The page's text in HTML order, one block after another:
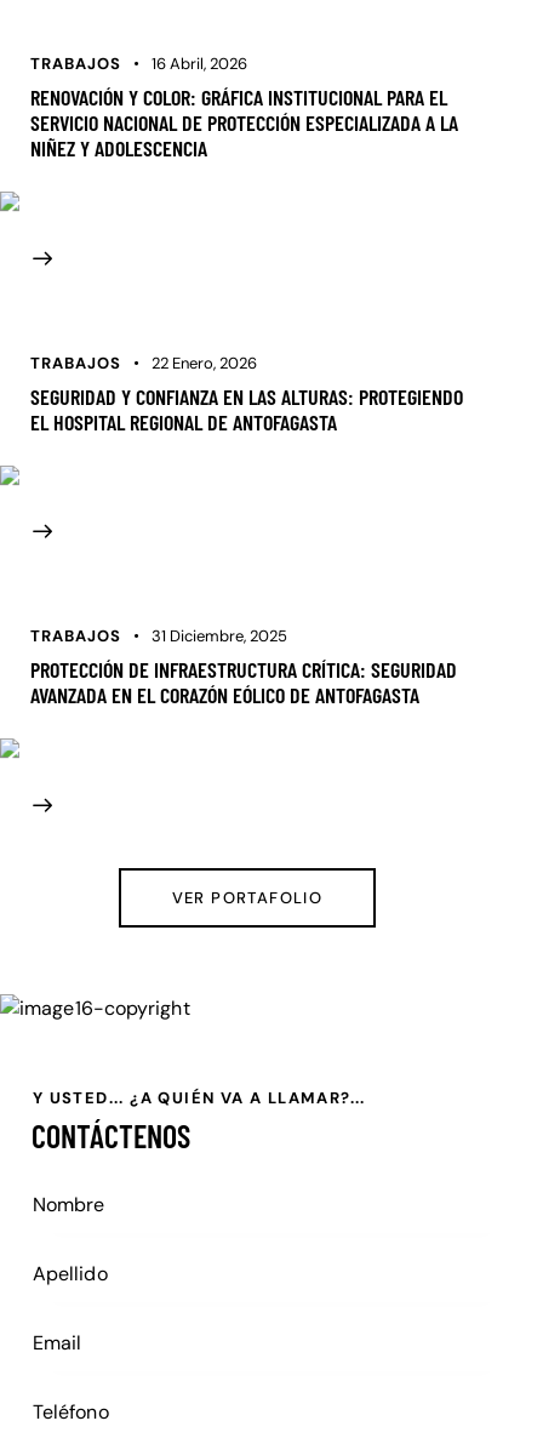
TRABAJOS 16 Abril, 2026
RENOVACIÓN Y COLOR: GRÁFICA INSTITUCIONAL PARA EL
SERVICIO NACIONAL DE PROTECCIÓN ESPECIALIZADA A LA
NIÑEZ Y ADOLESCENCIA
TRABAJOS 22 Enero, 2026
SEGURIDAD Y CONFIANZA EN LAS ALTURAS: PROTEGIENDO
EL HOSPITAL REGIONAL DE ANTOFAGASTA
TRABAJOS 31 Diciembre, 2025
PROTECCIÓN DE INFRAESTRUCTURA CRÍTICA: SEGURIDAD
AVANZADA EN EL CORAZÓN EÓLICO DE ANTOFAGASTA
VER PORTAFOLIO
Y USTED... ¿A QUIÉN VA A LLAMAR?...
CONTÁCTENOS